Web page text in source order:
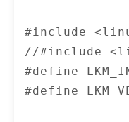
void
{
unsigned
#include
//#include
#define
#define